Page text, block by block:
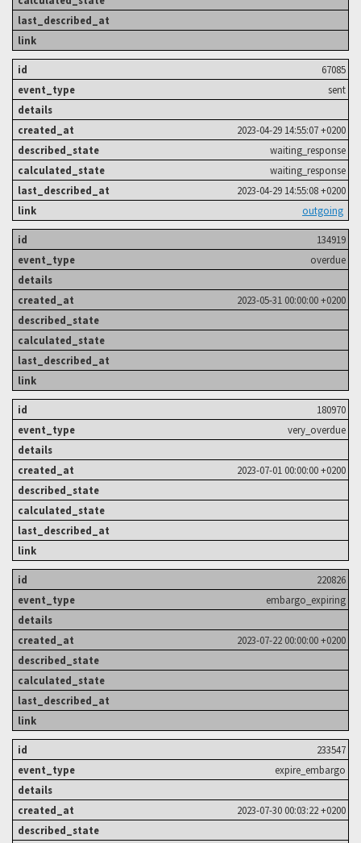
67085
sent
2023-04-29 14:55:07 +0200
waiting_response
waiting_response
2023-04-29 14:55:08 +0200
outgoing
134919
overdue
2023-05-31 00:00:00 +0200
180970
very_overdue
2023-07-01 00:00:00 +0200
220826
embargo_expiring
2023-07-22 00:00:00 +0200
233547
expire_embargo
2023-07-30 00:03:22 +0200